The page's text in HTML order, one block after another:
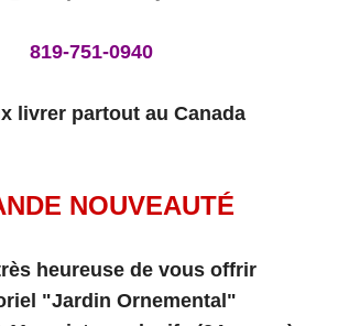
819-751-0940
livrer partout au Canada
NOUVEAUTÉ
heureuse de vous offrir
"Jardin Ornemental"